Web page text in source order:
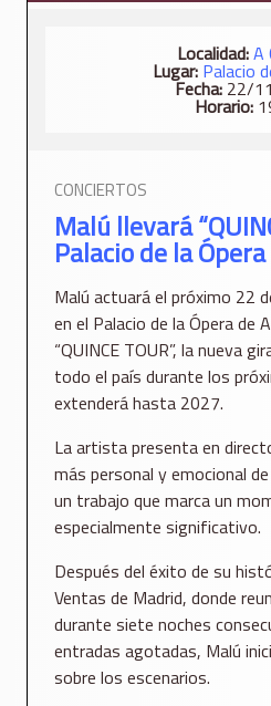
Localidad:A
Lugar: Palacio
Fecha:22/
Horario:
CONCIERTOS
Malú llevará
Palacio de la
Malú actuará el próximo 22
en el Palacio de la Ópera de
“QUINCE TOUR”, la nueva
todo el país durante los
extenderá hasta 2027.
La artista presenta en
más personal y emocional
un trabajo que marca un
especialmente significativo.
Después del éxito de su
Ventas de Madrid, donde
durante siete noches
entradas agotadas, Malú
sobre los escenarios.